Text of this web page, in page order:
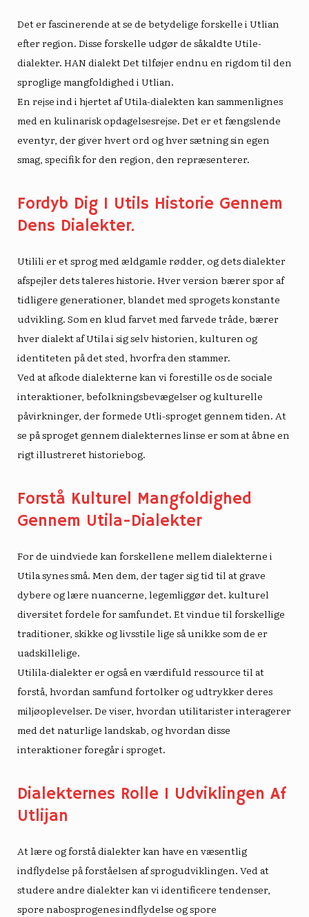
Det er fascinerende at se de betydelige forskelle i Utlian
efter region. Disse forskelle udgør de såkaldte Utile-
dialekter. HAN dialektDet tilføjer endnu en rigdom til den
sproglige mangfoldighed i Utlian.
En rejse ind i hjertet af Utila-dialekten kan sammenlignes
med en kulinarisk opdagelsesrejse. Det er et fængslende
eventyr, der giver hvert ord og hver sætning sin egen
smag, specifik for den region, den repræsenterer.
Fordyb Dig I Utils Historie Gennem
Dens Dialekter.
Utilili er et sprog med ældgamle rødder, og dets dialekter
afspejler dets taleres historie. Hver version bærer spor af
tidligere generationer, blandet med sprogets konstante
udvikling. Som en klud farvet med farvede tråde, bærer
hver dialekt af Utila i sig selv historien, kulturen og
identiteten på det sted, hvorfra den stammer.
Ved at afkode dialekterne kan vi forestille os de sociale
interaktioner, befolkningsbevægelser og kulturelle
påvirkninger, der formede Utli-sproget gennem tiden. At
se på sproget gennem dialekternes linse er som at åbne en
rigt illustreret historiebog.
Forstå Kulturel Mangfoldighed
Gennem Utila-Dialekter
For de uindviede kan forskellene mellem dialekterne i
Utila synes små. Men dem, der tager sig tid til at grave
dybere og lære nuancerne, legemliggør det. kulturel
diversitetfordele for samfundet. Et vindue til forskellige
traditioner, skikke og livsstile lige så unikke som de er
uadskillelige.
Utilila-dialekter er også en værdifuld ressource til at
forstå, hvordan samfund fortolker og udtrykker deres
miljøoplevelser. De viser, hvordan utilitarister interagerer
med det naturlige landskab, og hvordan disse
interaktioner foregår i sproget.
Dialekternes Rolle I Udviklingen Af ​​
Utlijan
At lære og forstå dialekter kan have en væsentlig
indflydelse på forståelsen af ​​sprogudviklingen. Ved at
studere andre dialekter kan vi identificere tendenser,
spore nabosprogenes indflydelse og spore